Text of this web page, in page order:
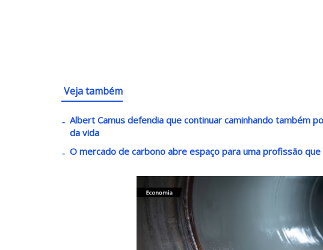
Veja também
Albert Camus defendia que continuar caminhando também
da vida
O mercado de carbono abre espaço para uma profissão que